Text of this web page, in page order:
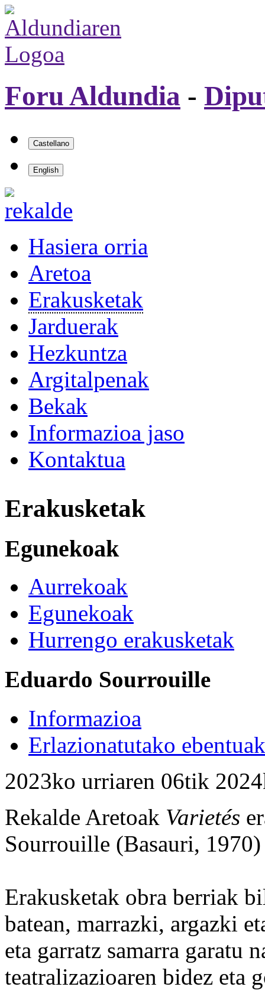
Foru Aldundia -
Hasiera orria
Aretoa
Erakusketak
Jarduerak
Hezkuntza
Argitalpenak
Bekak
Informazioa jaso
Kontaktua
Erakusketak
Egunekoak
Aurrekoak
Egunekoak
Hurrengo erakusketak
Eduardo Sourrouille
Informazioa
Erlazionatutako ebentuak
2023ko urriaren 06tik
Rekalde Aretoak Varietés
Sourrouille (Basauri,
Erakusketak obra berriak
batean, marrazki, argazki
eta garratz samarra garatu
teatralizazioaren bidez eta